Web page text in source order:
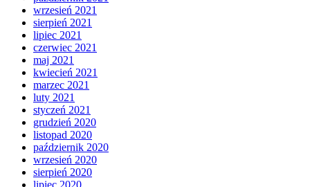
wrzesień 2021
sierpień 2021
lipiec 2021
czerwiec 2021
maj 2021
kwiecień 2021
marzec 2021
luty 2021
styczeń 2021
grudzień 2020
listopad 2020
październik 2020
wrzesień 2020
sierpień 2020